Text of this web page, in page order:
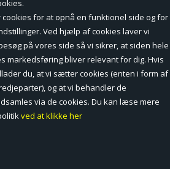
anvender cookies.
for at opnå en funktionel side og for
Ved hjælp af cookies laver vi
på vores side så vi sikrer, at siden hele
markedsføring bliver relevant for dig. Hvis
du, at vi sætter cookies (enten i form af
og at vi behandler de
via de cookies. Du kan læse mere
ved at klikke her